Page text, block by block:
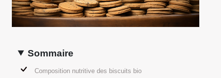
Sommaire
Composition nutritive des biscuits bio